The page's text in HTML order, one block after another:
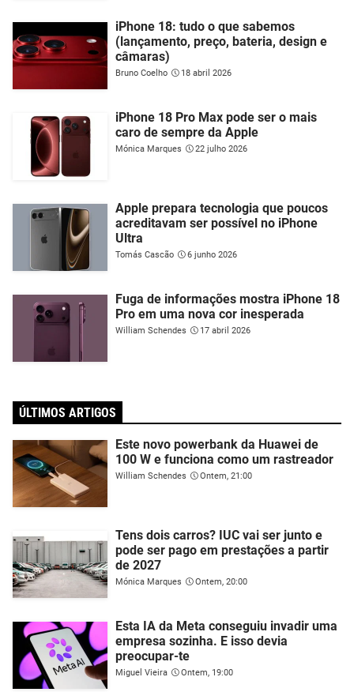
iPhone 18: tudo o que sabemos
(lançamento, preço, bateria, design e
câmaras)
Bruno Coelho 18 abril 2026
iPhone 18 Pro Max pode ser o mais
caro de sempre da Apple
Mónica Marques 22 julho 2026
Apple prepara tecnologia que poucos
acreditavam ser possível no iPhone
Ultra
Tomás Cascão 6 junho 2026
Fuga de informações mostra iPhone 18
Pro em uma nova cor inesperada
William Schendes 17 abril 2026
ÚLTIMOS ARTIGOS
Este novo powerbank da Huawei de
100 W e funciona como um rastreador
William Schendes Ontem, 21:00
Tens dois carros? IUC vai ser junto e
pode ser pago em prestações a partir
de 2027
Mónica Marques Ontem, 20:00
Esta IA da Meta conseguiu invadir uma
empresa sozinha. E isso devia
preocupar-te
Miguel Vieira Ontem, 19:00